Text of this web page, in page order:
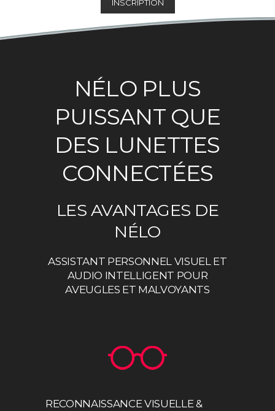
NÉLO PLUS
PUISSANT QUE
DES LUNETTES
CONNECTÉES
LES AVANTAGES DE
NÉLO
ASSISTANT PERSONNEL VISUEL ET
AUDIO INTELLIGENT POUR
AVEUGLES ET MALVOYANTS
RECONNAISSANCE VISUELLE &